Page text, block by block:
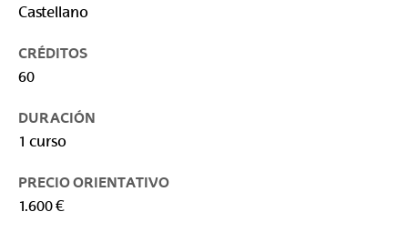
Castellano
CRÉDITOS
60
DURACIÓN
1 curso
PRECIO ORIENTATIVO
1.600 €